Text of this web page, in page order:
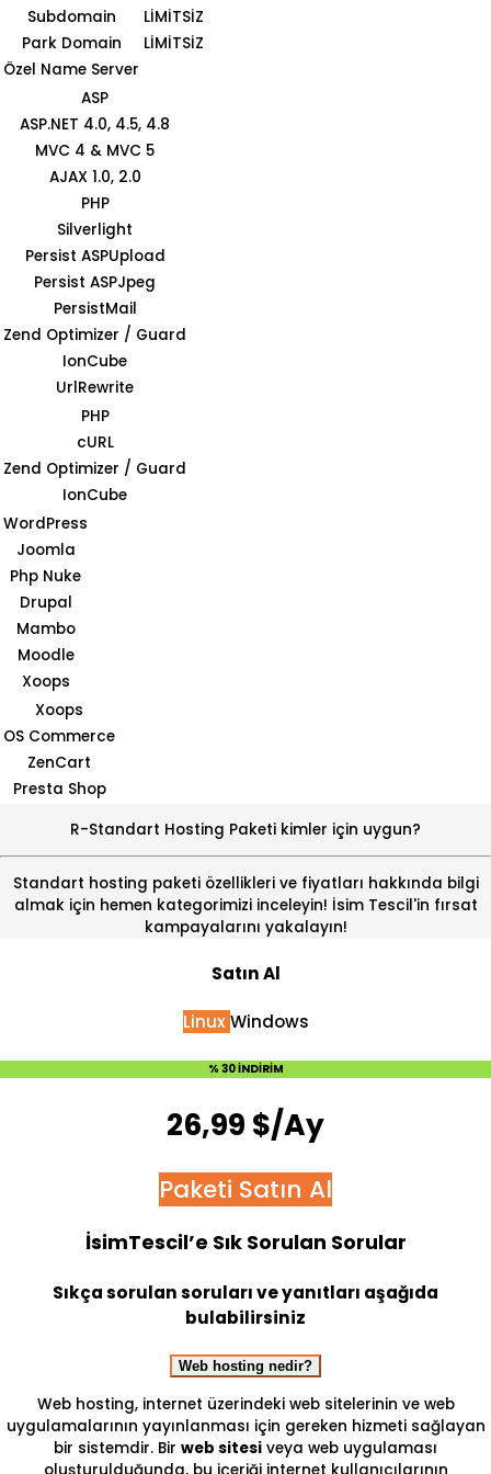
Subdomain
LİMİTSİZ
Park Domain
LİMİTSİZ
Özel Name Server
ASP
ASP.NET 4.0, 4.5, 4.8
MVC 4 & MVC 5
AJAX 1.0, 2.0
PHP
Silverlight
Persist ASPUpload
Persist ASPJpeg
PersistMail
Zend Optimizer / Guard
IonCube
UrlRewrite
PHP
cURL
Zend Optimizer / Guard
IonCube
WordPress
Joomla
Php Nuke
Drupal
Mambo
Moodle
Xoops
Xoops
OS Commerce
ZenCart
Presta Shop
R-Standart Hosting Paketi kimler için uygun?
Standart hosting paketi özellikleri ve fiyatları hakkında bilgi
almak için hemen kategorimizi inceleyin! İsim Tescil'in fırsat
kampayalarını yakalayın!
Satın Al
LinuxWindows
% 30 İNDİRİM
26,99 $/Ay
Paketi Satın Al
İsimTescil’e Sık Sorulan Sorular
Sıkça sorulan soruları ve yanıtları aşağıda
bulabilirsiniz
Web hosting nedir?
Web hosting, internet üzerindeki web sitelerinin ve web
uygulamalarının yayınlanması için gereken hizmeti sağlayan
bir sistemdir. Bir web sitesi veya web uygulaması